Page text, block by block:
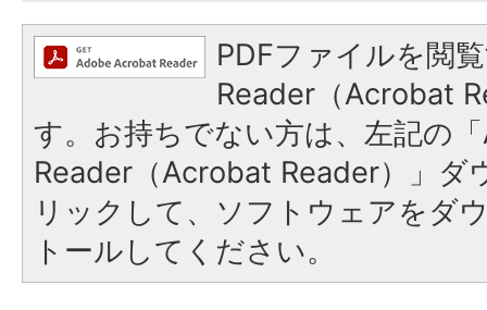
PDFファイルを閲
Reader（Acrobat
す。お持ちでない方は、左記の
Reader（Acrobat Reader）」ダ
リックして、ソフトウェアをダ
トールしてください。